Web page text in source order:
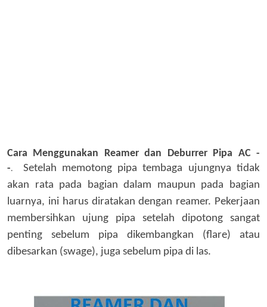
Cara Menggunakan Reamer dan Deburrer Pipa AC -
-. Setelah memotongpipa tembaga ujungnya tidak
akan rata pada bagian dalam maupun pada bagian
luarnya, ini harus diratakan dengan reamer. Pekerjaan
membersihkan ujung pipa setelah dipotong sangat
penting sebelum pipa dikembangkan (flare) atau
dibesarkan (swage), juga sebelum pipa di las.